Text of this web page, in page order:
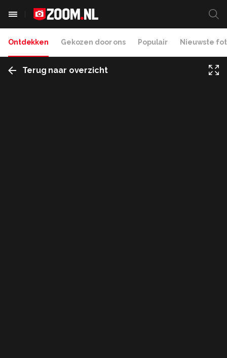
Ontdekken Gekozen door ons Populair Nieuwste
Terug naar overzicht